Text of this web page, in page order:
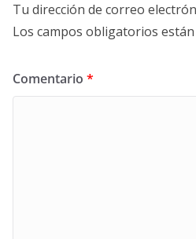
Tu dirección de correo
Los campos obligatorios
Comentario *